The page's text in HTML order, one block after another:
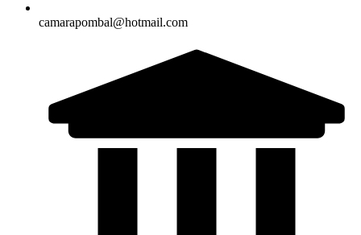
camarapombal@hotmail.com